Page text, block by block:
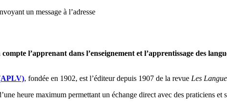
un message à l’adresse
l’apprenant dans l’enseignement et l’apprentissage des
, fondée en 1902, est l’éditeur depuis 1907 de la revue Les
heure maximum permettant un échange direct avec des praticiens et